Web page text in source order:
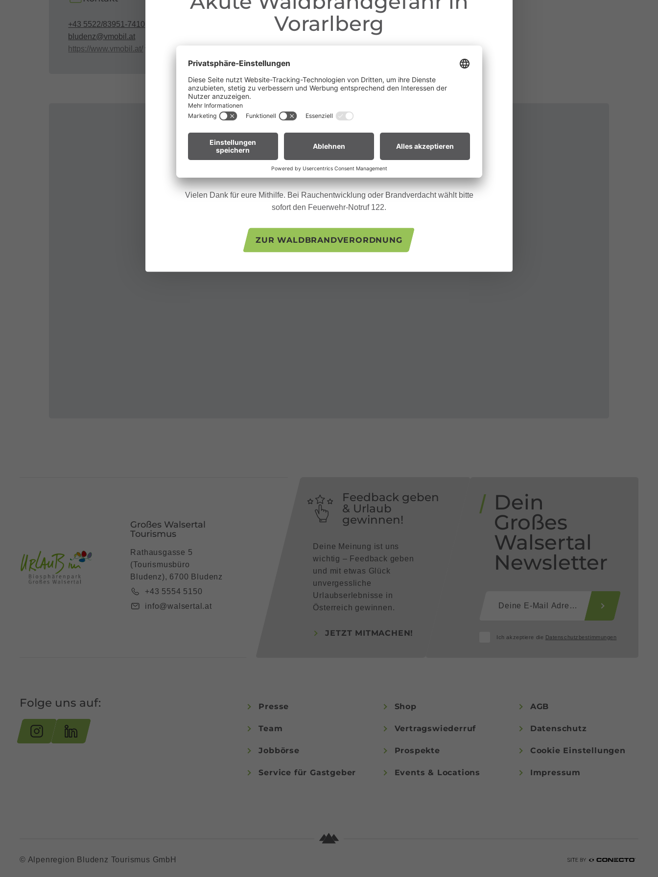
+43 5522/83951-7410
bludenz@vmobil.at
https://www.vmobil.at/
Folge uns auf:
Feedback geben
& Urlaub
gewinnen!
Deine Meinung ist uns
wichtig – Feedback geben
und mit etwas Glück
unvergessliche
Urlaubserlebnisse in
Österreich gewinnen.
JETZT MITMACHEN!
Dein
Großes
Walsertal
Newsletter
Ich akzeptiere die Datenschutzbestimmungen
Großes Walsertal
Tourismus
Rathausgasse 5
(Tourismusbüro
Bludenz), 6700 Bludenz
+43 5554 5150
info@walsertal.at
Presse
Team
Jobbörse
Service für Gastgeber
Shop
Vertragswiederruf
Prospekte
Events & Locations
AGB
Datenschutz
Cookie Einstellungen
Impressum
© Alpenregion Bludenz Tourismus GmbH
Vorarlberg
aufgrund der anhaltenden Trockenheit gilt in
ganz Vorarlberg eine
Waldbrandverordnung
Waldnähe und in Uferzonen streng verboten.
Wir bitten euch um erhöhte Aufmerksamkeit und einen besonders rücksichtsvollen
Umgang mit der Natur.
Hinweis für Biker:innen:
Gras. Heiße Bremsscheiben können trockenes Gras entzünden.
Vielen Dank für eure Mithilfe. Bei Rauchentwicklung oder Brandverdacht wählt bitte
sofort den Feuerwehr-Notruf 122.
ZUR WALDBRANDVERORDNUNG